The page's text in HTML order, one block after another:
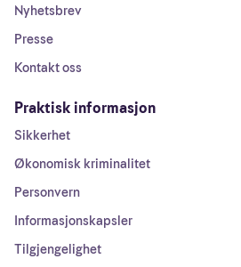
Nyhetsbrev
Presse
Kontakt oss
Praktisk informasjon
Sikkerhet
Økonomisk kriminalitet
Personvern
Informasjonskapsler
Tilgjengelighet